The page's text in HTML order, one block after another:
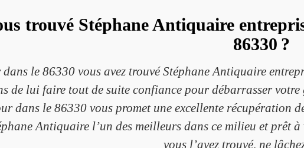
trouvé Stéphane Antiquaire
86330 ?
le 86330 vous avez trouvé Stéphane Antiquaire
de lui faire tout de suite confiance pour débarrasser
dans le 86330 vous promet une excellente récupération
Antiquaire l’un des meilleurs dans ce milieu et prêt
vous l’avez trouvé, ne